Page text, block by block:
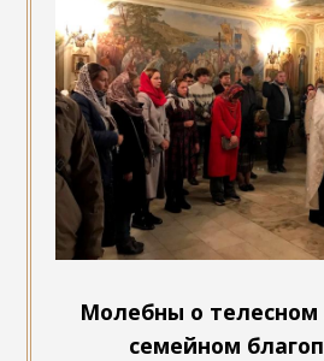
Молебны о телесном
семейном